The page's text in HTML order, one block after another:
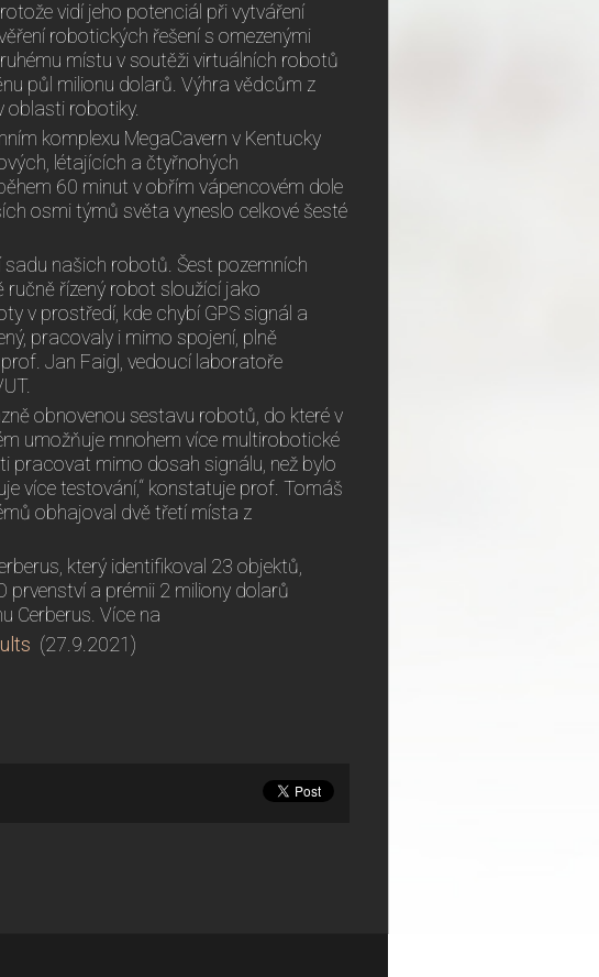
vidí jeho potenciál při vytváření
robotických řešení s omezenými
místu v soutěži virtuálních robotů
půl milionu dolarů. Výhra vědcům z
oblasti robotiky.
komplexu MegaCavern v Kentucky
létajících a čtyřnohých
60 minut v obřím vápencovém dole
osmi týmů světa vyneslo celkové šesté
sadu našich robotů. Šest pozemních
řízený robot sloužící jako
v prostředí, kde chybí GPS signál a
pracovaly i mimo spojení, plně
Jan Faigl, vedoucí laboratoře
obnovenou sestavu robotů, do které v
umožňuje mnohem více multirobotické
pracovat mimo dosah signálu, než bylo
více testování,“ konstatuje prof. Tomáš
obhajoval dvě třetí místa z
který identifikoval 23 objektů,
prvenství a prémii 2 miliony dolarů
Cerberus. Více na
(27.9.2021)